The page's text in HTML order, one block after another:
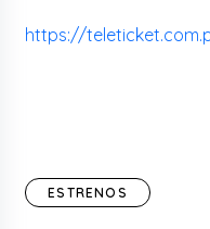
https://
ESTRENOS